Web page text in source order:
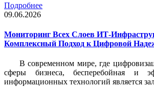
Подробнее
09.06.2026
Мониторинг Всех Слоев ИТ-
Комплексный Подход к Цифровой
В современном мире, где
сферы бизнеса, бесперебойная и
информационных технологий является